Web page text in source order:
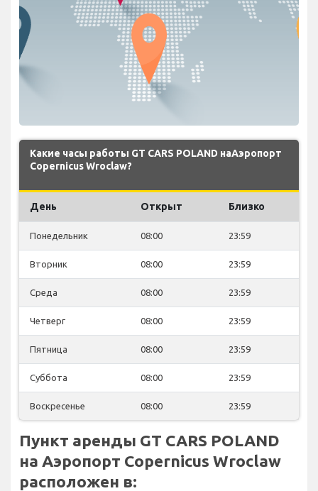
Какие часы работы GT CARS POLAND наАэропорт
Copernicus Wroclaw?
День Открыт Близко
Понедельник 08:00 23:59
Вторник 08:00 23:59
Среда 08:00 23:59
Четверг 08:00 23:59
Пятница 08:00 23:59
Суббота 08:00 23:59
Воскресенье 08:00 23:59
Пункт аренды GT CARS POLAND
на Аэропорт Copernicus Wroclaw
расположен в: